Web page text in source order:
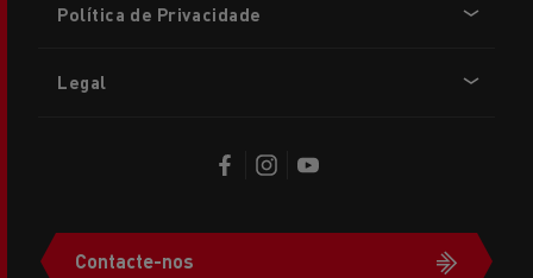
Política de Privacidade
Legal
Contacte-nos